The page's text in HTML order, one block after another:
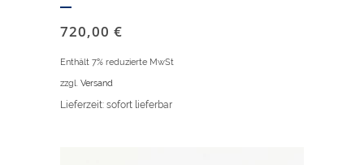
720,00 €
Enthält 7% reduzierte MwSt
zzgl. Versand
Lieferzeit: sofort lieferbar